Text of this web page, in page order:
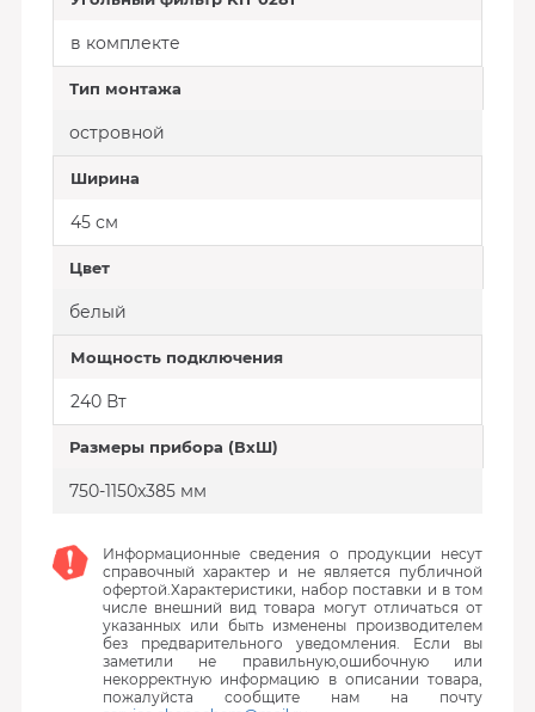
в комплекте
Тип монтажа
островной
Ширина
45 см
Цвет
белый
Мощность подключения
240 Вт
Размеры прибора (ВхШ)
750-1150x385 мм
Информационные сведения о продукции несут
справочный характер и не является публичной
офертой.Характеристики, набор поставки и в том
числе внешний вид товара могут отличаться от
указанных или быть изменены производителем
без предварительного уведомления. Если вы
заметили не правильную,ошибочную или
некорректную информацию в описании товара,
пожалуйста сообщите нам на почту